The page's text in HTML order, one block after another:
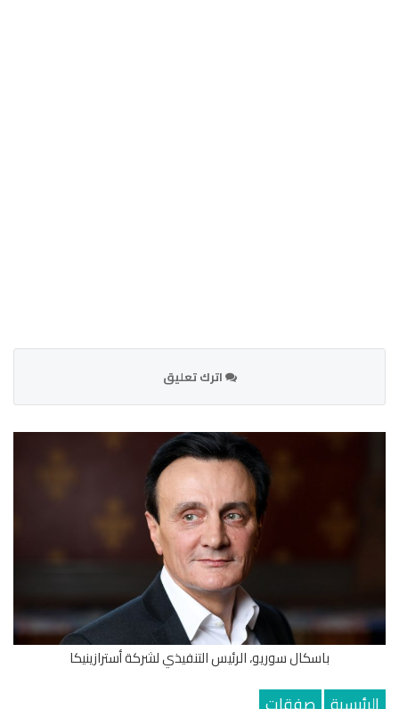
اترك تعليق
باسكال سوريو، الرئيس التنفيذي لشركة أسترازينيكا